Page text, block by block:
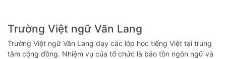
Trường Việt ngữ Văn Lang
Trường Việt ngữ Văn Lang dạy các lớp học tiếng Việt tại trung
tâm cộng đồng. Nhiệm vụ của tổ chức là bảo tồn ngôn ngữ và